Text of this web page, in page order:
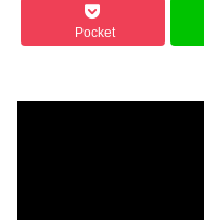
Pocket